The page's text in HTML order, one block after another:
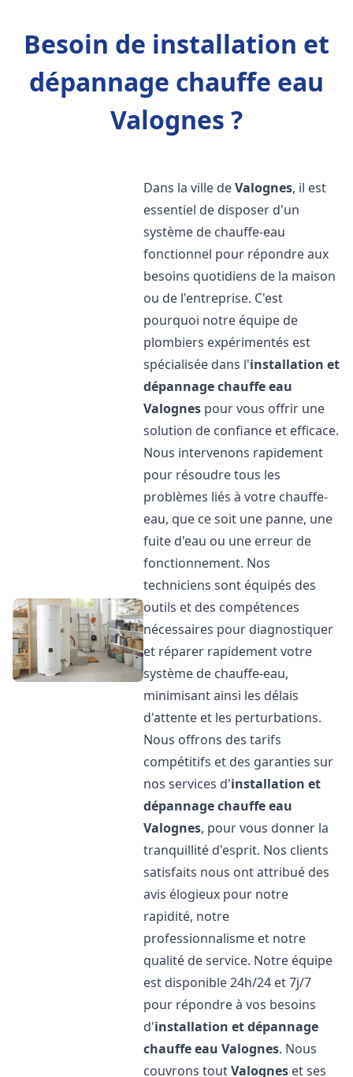
Besoin de installation et
dépannage chauffe eau
Valognes ?
Dans la ville deValognes, il est
essentiel de disposer d'un
système de chauffe-eau
fonctionnel pour répondre aux
besoins quotidiens de la maison
ou de l'entreprise. C'est
pourquoi notre équipe de
plombiers expérimentés est
spécialisée dans l'installation et
dépannage chauffe eau
Valognes pour vous offrir une
solution de confiance et efficace.
Nous intervenons rapidement
pour résoudre tous les
problèmes liés à votre chauffe-
eau, que ce soit une panne, une
fuite d'eau ou une erreur de
fonctionnement. Nos
techniciens sont équipés des
outils et des compétences
nécessaires pour diagnostiquer
et réparer rapidement votre
système de chauffe-eau,
minimisant ainsi les délais
d'attente et les perturbations.
Nous offrons des tarifs
compétitifs et des garanties sur
nos services d'installation et
dépannage chauffe eau
Valognes, pour vous donner la
tranquillité d'esprit. Nos clients
satisfaits nous ont attribué des
avis élogieux pour notre
rapidité, notre
professionnalisme et notre
qualité de service. Notre équipe
est disponible 24h/24 et 7j/7
pour répondre à vos besoins
d'installation et dépannage
chauffe eau Valognes. Nous
couvrons toutValognes et ses